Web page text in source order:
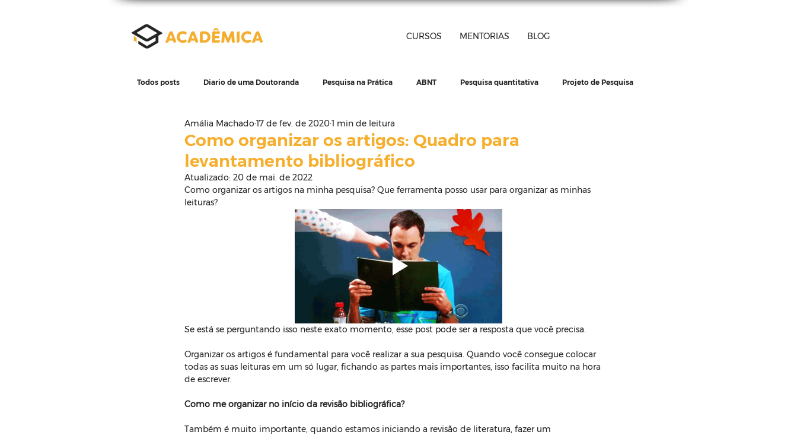
CURSOS MENTORIAS BLOG
Todos posts Diario de uma Doutoranda Pesquisa na Prática ABNT Pesquisa quantitativa Projeto de Pesquisa
Revisão de literatura Dissertação Tese Pesquisa qualitativa
Escrita científica Elementos do trabalho
Como organizar os artigos: Quadro para
levantamento bibliográfico
Amália Machado 17 de fev. de 20201 min de leitura
Atualizado: 20 de mai. de 2022
Como organizar os artigos na minha pesquisa? Que ferramenta posso usar para organizar as minhas
leituras?
Se está se perguntando isso neste exato momento, esse post pode ser a resposta que você precisa.
Organizar os artigos é fundamental para você realizar a sua pesquisa. Quando você consegue colocar
todas as suas leituras em um só lugar, fichando as partes mais importantes, isso facilita muito na hora
de escrever.
Como me organizar no início da revisão bibliográfica?
Também é muito importante, quando estamos iniciando a revisão de literatura, fazer um